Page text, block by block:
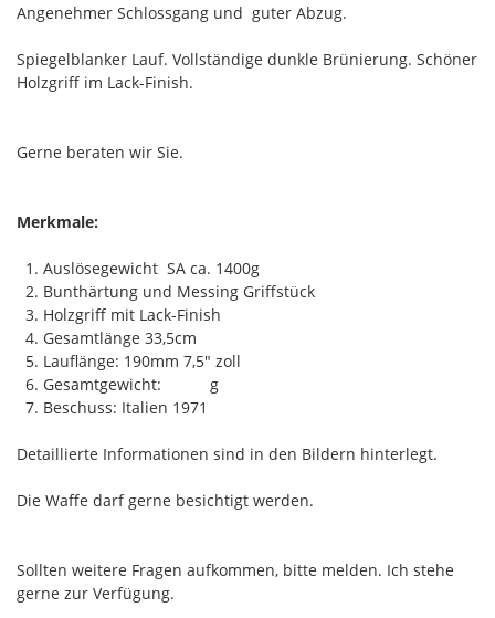
Angenehmer Schlossgang und guter Abzug.
Spiegelblanker Lauf. Vollständige dunkle Brünierung. Schöner
Holzgriff im Lack-Finish.
Gerne beraten wir Sie.
Merkmale:
1. Auslösegewicht SA ca. 1400g
2. Bunthärtung und Messing Griffstück
3. Holzgriff mit Lack-Finish
4. Gesamtlänge 33,5cm
5. Lauflänge: 190mm 7,5" zoll
6. Gesamtgewicht: g
7. Beschuss: Italien 1971
Detaillierte Informationen sind in den Bildern hinterlegt.
Die Waffe darf gerne besichtigt werden.
Sollten weitere Fragen aufkommen, bitte melden. Ich stehe
gerne zur Verfügung.